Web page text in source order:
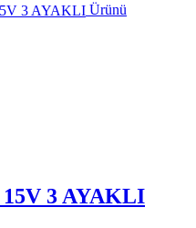
Ürünü
3 AYAKLI